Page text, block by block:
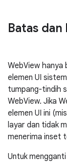
Batas
WebView hanya
elemen UI
tumpang-tindih
WebView. Jika
elemen UI ini
layar dan tidak
menerima inset
Untuk